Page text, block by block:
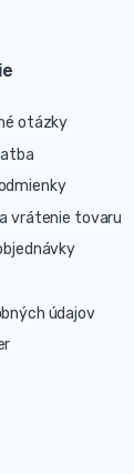
otázky
vrátenie tovaru
údajov